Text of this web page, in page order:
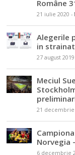
Române
21 iulie 2020 -
Alegerile
in
27 august 2019
Meciul
21 decembrie
Norvegia
6 decembrie